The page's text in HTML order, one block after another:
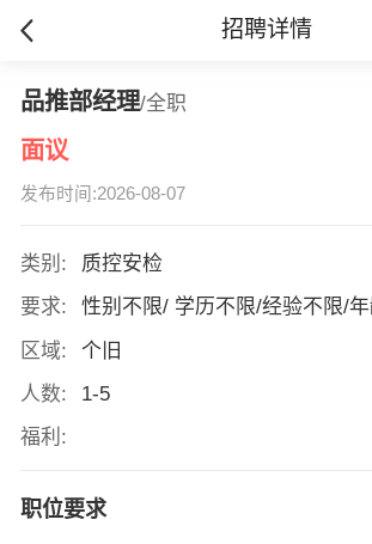
招聘详情
品推部经理/全职
面议
发布时间:2026-08-07
类别:
质控安检
要求:
性别不限/ 学历不限/经验不限/
区域:
个旧
人数:
1-5
福利:
职位要求